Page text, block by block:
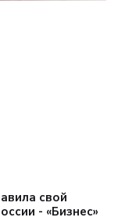
свой
- «Бизнес»